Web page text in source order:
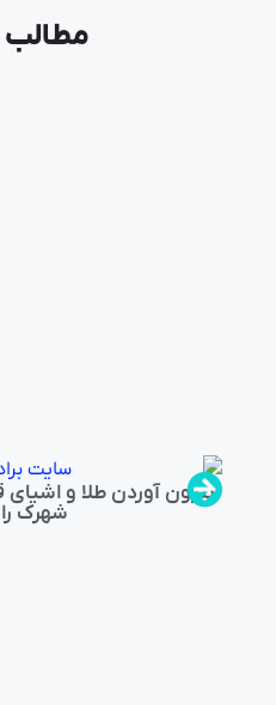
مطالب
بیرون آوردن طلا و اشیای
شهرک